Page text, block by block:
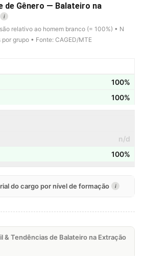
de Gênero — Balateiro na
i
relativo ao homem branco (= 100%) • N
grupo • Fonte: CAGED/MTE
100%
100%
n/d
100%
do cargo por nível de formação i
Tendências de Balateiro na Extração